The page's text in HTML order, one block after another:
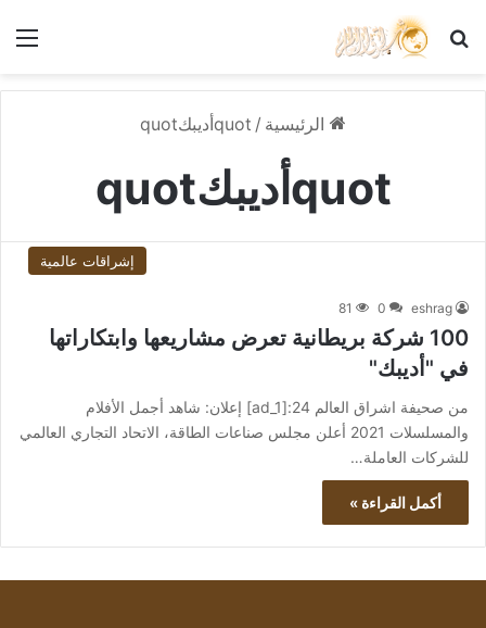
بحث عن
الرئيسية / quotأديبكquot
quotأديبكquot
إشراقات عالمية
eshrag
0
81
100 شركة بريطانية تعرض مشاريعها وابتكاراتها
في "أديبك"
من صحيفة اشراق العالم 24:[ad_1] إعلان: شاهد أجمل الأفلام
والمسلسلات 2021 أعلن مجلس صناعات الطاقة، الاتحاد التجاري العالمي
للشركات العاملة…
أكمل القراءة »